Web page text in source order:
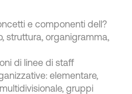
e componenti dell?
struttura, organigramma,
di linee di staff
elementare,
gruppi